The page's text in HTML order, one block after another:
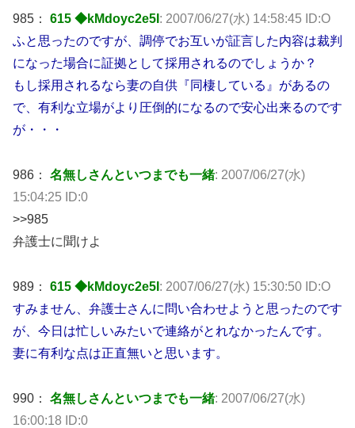
985： 615 ◆kMdoyc2e5I : 2007/06/27(水) 14:58:45 ID:O
ふと思ったのですが、調停でお互いが証言した内容は裁判
になった場合に証拠として採用されるのでしょうか？
もし採用されるなら妻の自供『同棲している』があるの
で、有利な立場がより圧倒的になるので安心出来るのです
が・・・
986： 名無しさんといつまでも一緒: 2007/06/27(水)
15:04:25 ID:0
>>985
弁護士に聞けよ
989： 615 ◆kMdoyc2e5I : 2007/06/27(水) 15:30:50 ID:O
すみません、弁護士さんに問い合わせようと思ったのです
が、今日は忙しいみたいで連絡がとれなかったんです。
妻に有利な点は正直無いと思います。
990： 名無しさんといつまでも一緒: 2007/06/27(水)
16:00:18 ID:0